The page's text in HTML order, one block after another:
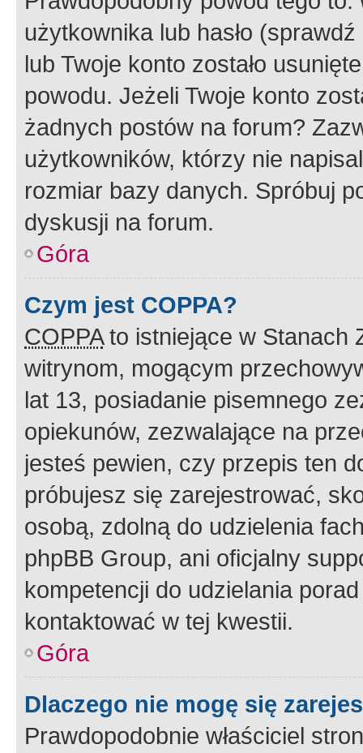
użytkownika lub hasło
lub Twoje konto zostało
powodu. Jeżeli Twoje konto
żadnych postów na forum?
użytkowników, którzy nie
rozmiar bazy danych. Spróbuj
dyskusji na forum.
Góra
Czym jest COPPA?
COPPAto istniejące w Stanach
witrynom, mogącym
lat 13, posiadanie pisemnego
opiekunów, zezwalające na
jesteś pewien, czy przepis ten
próbujesz się zarejestrować,
osobą, zdolną do udzielenia
phpBB Group, ani oficjalny
kompetencji do udzielania
kontaktować w tej kwestii.
Góra
Dlaczego nie mogę się
Prawdopodobnie właściciel